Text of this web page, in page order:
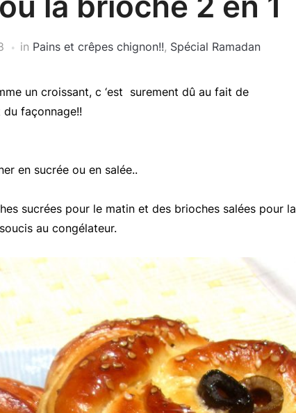
in Pains et crêpes chignon!!, Spécial Ramadan
un croissant, c ‘est surement dû au fait de
façonnage!!
en sucrée ou en salée..
sucrées pour le matin et des brioches salées pour la
au congélateur.